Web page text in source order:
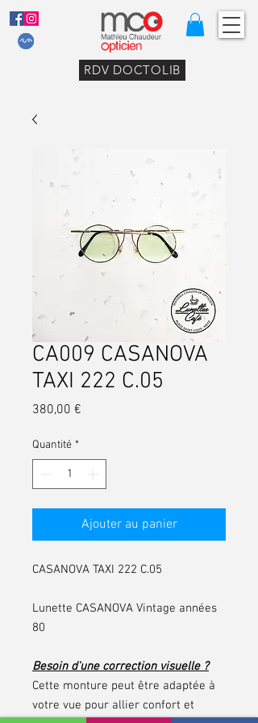
RDV DOCTOLIB
CA009 CASANOVA
TAXI 222 C.05
380,00 €
Quantité *
Ajouter au panier
CASANOVA TAXI 222 C.05
Lunette CASANOVA Vintage années
80
Besoin d'une correction visuelle ?
Cette monture peut être adaptée à
votre vue pour allier confort et